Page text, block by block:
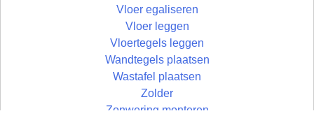
Vloer egaliseren
Vloer leggen
Vloertegels leggen
Wandtegels plaatsen
Wastafel plaatsen
Zolder
Zonwering monteren